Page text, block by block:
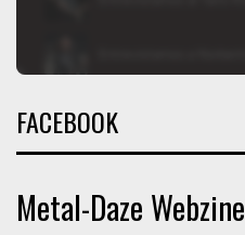
FACEBOOK
Metal-Daze Webzine